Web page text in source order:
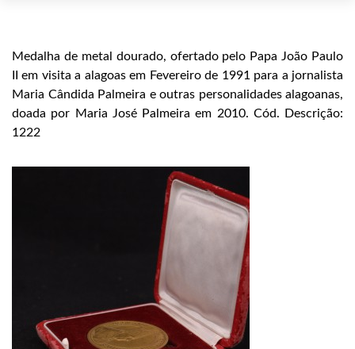
Medalha de metal dourado, ofertado pelo Papa João Paulo
II em visita a alagoas em Fevereiro de 1991 para a jornalista
Maria Cândida Palmeira e outras personalidades alagoanas,
doada por Maria José Palmeira em 2010. Cód. Descrição:
1222